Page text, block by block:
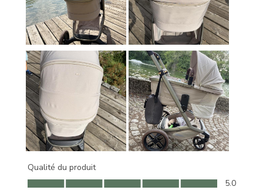
Qualité du produit
Qualité du produit, 5.0 sur 5
5.0